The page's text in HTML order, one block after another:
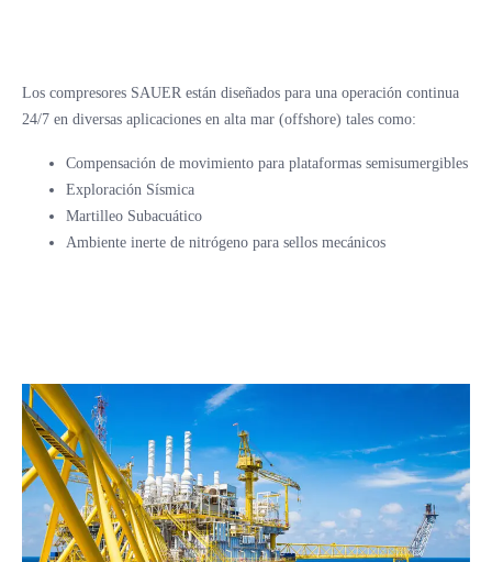
Los compresores SAUER están diseñados para una operación continua
24/7 en diversas aplicaciones en alta mar (offshore) tales como:
Compensación de movimiento para plataformas semisumergibles
Exploración Sísmica
Martilleo Subacuático
Ambiente inerte de nitrógeno para sellos mecánicos